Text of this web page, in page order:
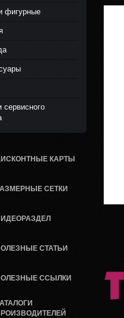
фигурные
КАРТЫ
СЕТКИ
СТАТЬИ
ССЫЛКИ